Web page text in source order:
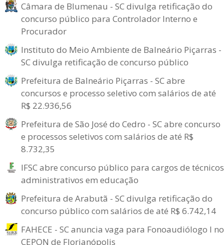
Câmara de Blumenau - SC divulga retificação do
concurso público para Controlador Interno e
Procurador
Instituto do Meio Ambiente de Balneário Piçarras -
SC divulga retificação de concurso público
Prefeitura de Balneário Piçarras - SC abre
concursos e processo seletivo com salários de até
R$ 22.936,56
Prefeitura de São José do Cedro - SC abre concurso
e processos seletivos com salários de até R$
8.732,35
IFSC abre concurso público para cargos de técnicos
administrativos em educação
Prefeitura de Arabutã - SC divulga retificação do
concurso público com salários de até R$ 6.742,14
FAHECE - SC anuncia vaga para Fonoaudiólogo I no
CEPON de Florianópolis